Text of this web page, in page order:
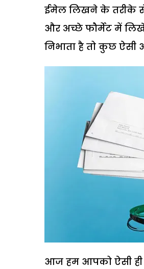
ईमेल लिखने के तरीके से
और अच्छे फौर्मेट में
निभाता है तो कुछ
आज हम आपको ऐसी